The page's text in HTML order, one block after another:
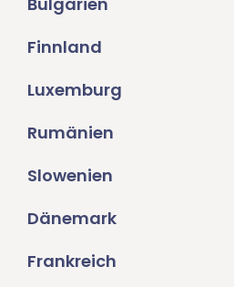
Finnland
Luxemburg
Rumänien
Slowenien
Dänemark
Frankreich